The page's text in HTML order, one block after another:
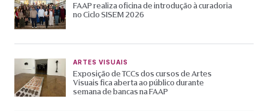
FAAP realiza oficina de introdução à curadoria
no Ciclo SISEM 2026
ARTES VISUAIS
Exposição de TCCs dos cursos de Artes
Visuais fica aberta ao público durante
semana de bancas na FAAP